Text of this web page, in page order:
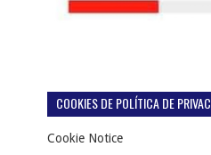
COOKIES DE POLÍTICA DE
Cookie Notice